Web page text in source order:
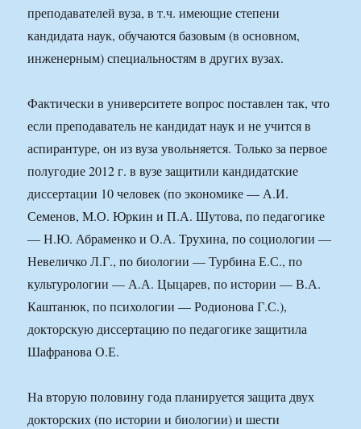
преподавателей вуза, в т.ч. имеющие степени
кандидата наук, обучаются базовым (в основном,
инженерным) специальностям в других вузах.
Фактически в университете вопрос поставлен так, что
если преподаватель не кандидат наук и не учится в
аспирантуре, он из вуза увольняется. Только за первое
полугодие 2012 г. в вузе защитили кандидатские
диссертации 10 человек (по экономике — А.И.
Семенов, М.О. Юркин и П.А. Шутова, по педагогике
— Н.Ю. Абраменко и О.А. Трухина, по социологии —
Невеличко Л.Г., по биологии — Турбина Е.С., по
культурологии — А.А. Цыцарев, по истории — В.А.
Каштанюк, по психологии — Родионова Г.С.),
докторскую диссертацию по педагогике защитила
Шафранова О.Е.
На вторую половину года планируется защита двух
докторских (по истории и биологии) и шести